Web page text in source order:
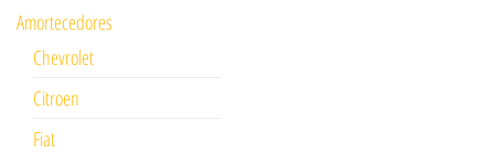
Amortecedores
Chevrolet
Citroen
Fiat